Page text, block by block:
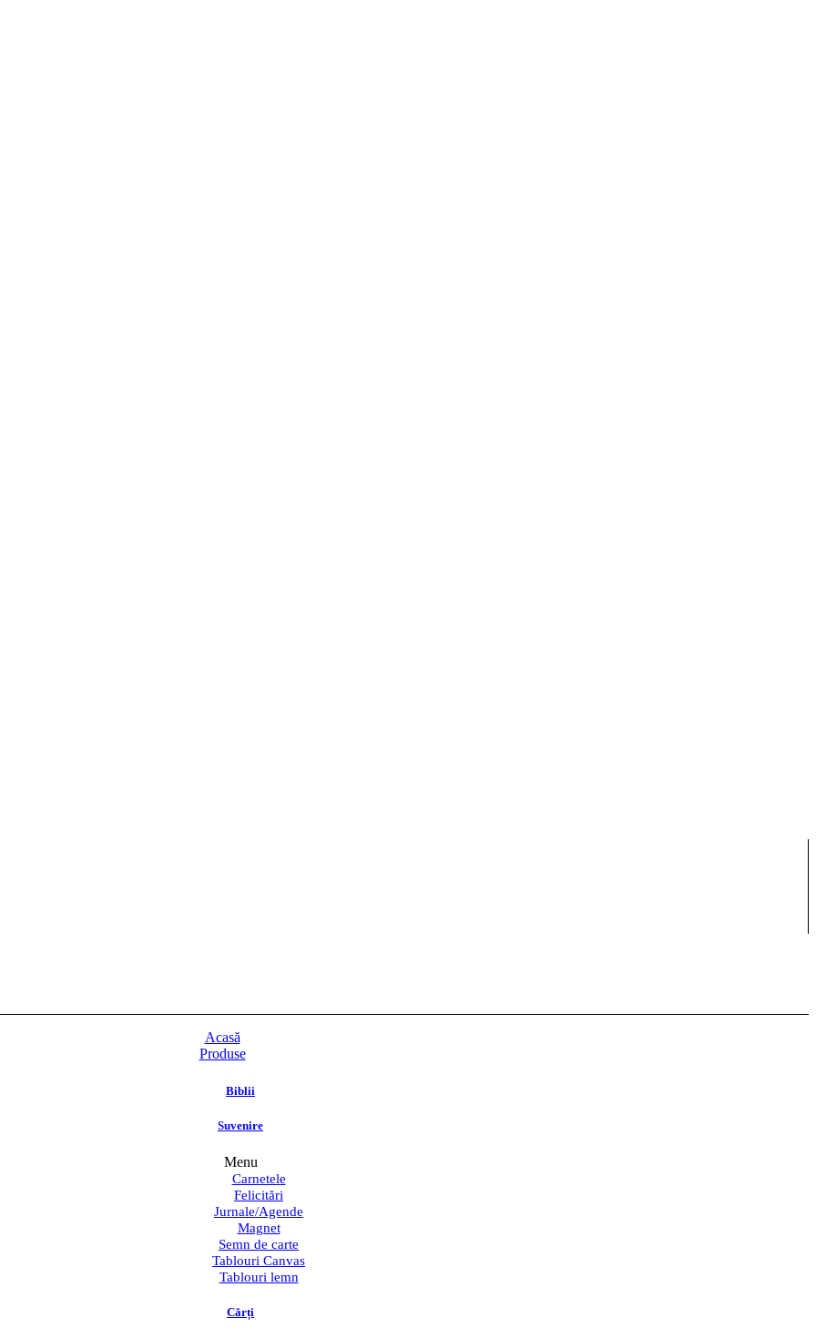
Acasă
Produse
Biblii
Suvenire
Menu
Carnetele
Felicitări
Jurnale/Agende
Magnet
Semn de carte
Tablouri Canvas
Tablouri lemn
Cărți